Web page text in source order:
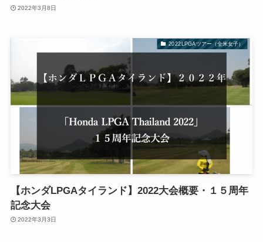
2022年3月8日
2022LPGAツアー（全米女子）
【ホンダLPGAタイランド】2022大会概要・１５周年
記念大会
2022年3月3日